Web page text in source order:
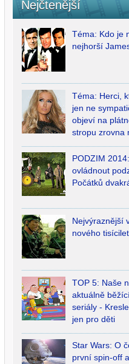
Nejčtenější
Téma: Kdo je
nejhorší
Téma: Herci,
jen ne
objeví na
stropu zrovna
PODZIM
ovládnout
Počátků
Nejvýraznější
nového
TOP 5: Naše
aktuálně
seriály -
jen pro děti
Star Wars: O
první spin-off